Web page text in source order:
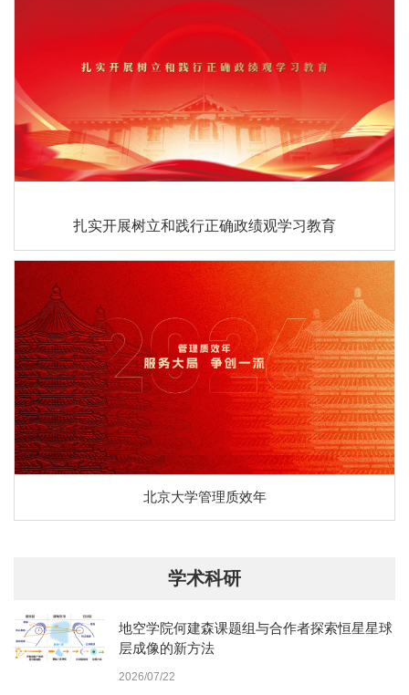
扎实开展树立和践行正确政绩观学习教育
北京大学管理质效年
学术科研
地空学院何建森课题组与合作者探索恒星星球
层成像的新方法
2026/07/22